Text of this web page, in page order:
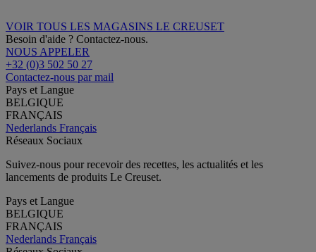
VOIR TOUS LES MAGASINS LE CREUSET
Besoin d'aide ? Contactez-nous.
NOUS APPELER
+32 (0)3 502 50 27
Contactez-nous par mail
Pays et Langue
BELGIQUE
FRANÇAIS
Nederlands Français
Réseaux Sociaux
Suivez-nous pour recevoir des recettes, les actualités et les
lancements de produits Le Creuset.
Pays et Langue
BELGIQUE
FRANÇAIS
Nederlands Français